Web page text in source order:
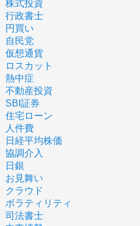
株式投資
行政書士
円買い
自民党
仮想通貨
ロスカット
熱中症
不動産投資
SBI証券
住宅ローン
人件費
日経平均株価
協調介入
日銀
お見舞い
クラウド
ボラティリティ
司法書士